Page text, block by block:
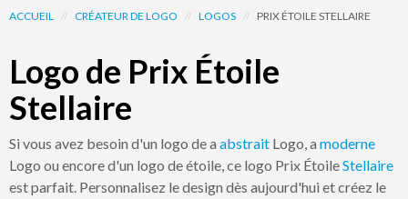
ACCUEIL // CRÉATEUR DE LOGO // LOGOS // PRIX ÉTOILE STELLAIRE
Logo de Prix Étoile
Stellaire
Si vous avez besoin d'un logo de a abstrait Logo, a moderne
Logo ou encore d'un logo de étoile, ce logo Prix ÉtoileStellaire
est parfait. Personnalisez le design dès aujourd'hui et créez le